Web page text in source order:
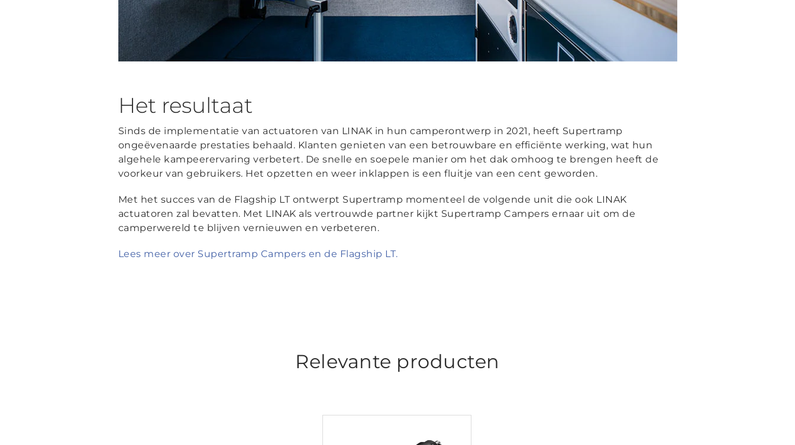
Het resultaat
Sinds de implementatie van actuatoren van LINAK in hun camperontwerp in 2021, heeft Supertramp
ongeëvenaarde prestaties behaald. Klanten genieten van een betrouwbare en efficiënte werking, wat hun
algehele kampeerervaring verbetert. De snelle en soepele manier om het dak omhoog te brengen heeft de
voorkeur van gebruikers. Het opzetten en weer inklappen is een fluitje van een cent geworden.
Met het succes van de Flagship LT ontwerpt Supertramp momenteel de volgende unit die ook LINAK
actuatoren zal bevatten. Met LINAK als vertrouwde partner kijkt Supertramp Campers ernaar uit om de
camperwereld te blijven vernieuwen en verbeteren.
Lees meer over Supertramp Campers en de Flagship LT.
Relevante producten